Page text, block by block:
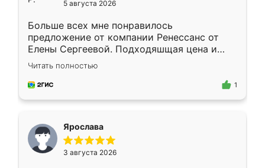
5 августа 2026
Больше всех мне понравилось
предложение от компании Ренессанс от
Елены Сергеевой. Подходяшщая цена и
короткие сроки изготовления. Приехавший
для замера сотрудник Владислав
предложил по моему эскизу самый
Читать полностью
1
Ярослава
3 августа 2026